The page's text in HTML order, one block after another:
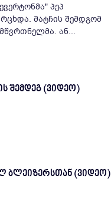
პეპ
ან...
შემდეგ (ვიდეო)
ბლეიზერსთან (ვიდეო)